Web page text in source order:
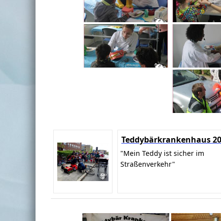
Teddybärkrankenhaus
"Mein Teddy ist sicher im
Straßenverkehr"